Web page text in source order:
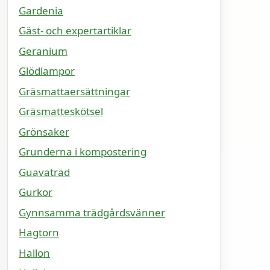
Gardenia
Gäst- och expertartiklar
Geranium
Glödlampor
Gräsmattaersättningar
Gräsmatteskötsel
Grönsaker
Grunderna i kompostering
Guavaträd
Gurkor
Gynnsamma trädgårdsvänner
Hagtorn
Hallon